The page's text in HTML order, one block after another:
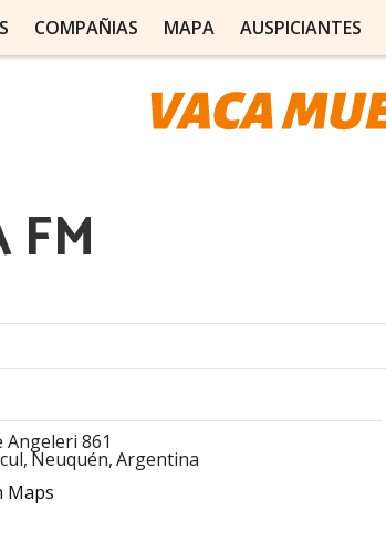
COMPAÑIAS MAPA AUSPICIANTES
FM
861
Neuquén,Argentina
Maps